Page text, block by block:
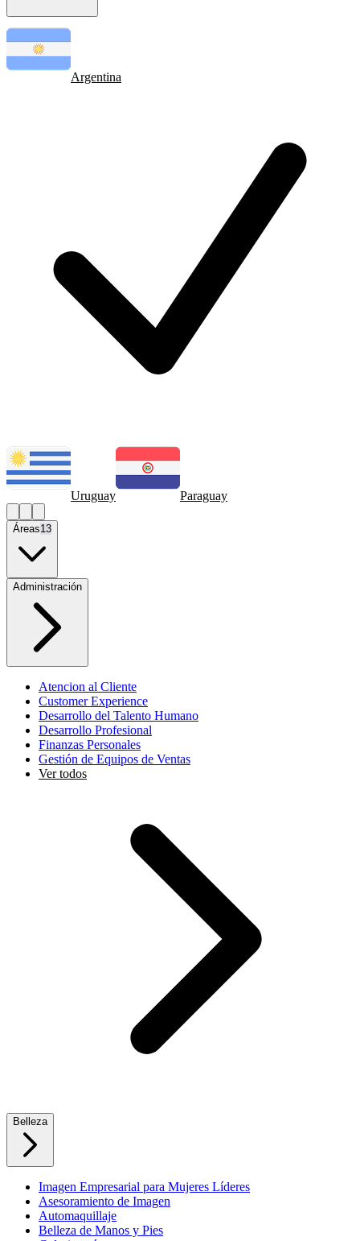
Argentina
Uruguay Paraguay
Áreas13
Administración
Atencion al Cliente
Customer Experience
Desarrollo del Talento Humano
Desarrollo Profesional
Finanzas Personales
Gestión de Equipos de Ventas
Ver todos
Belleza
Imagen Empresarial para Mujeres Líderes
Asesoramiento de Imagen
Automaquillaje
Belleza de Manos y Pies